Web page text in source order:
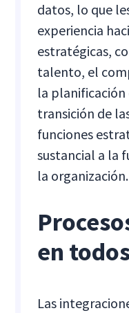
datos, lo que
experiencia
estratégicas,
talento, el
la planificación
transición de
funciones
sustancial a la
la organización.
en
Las